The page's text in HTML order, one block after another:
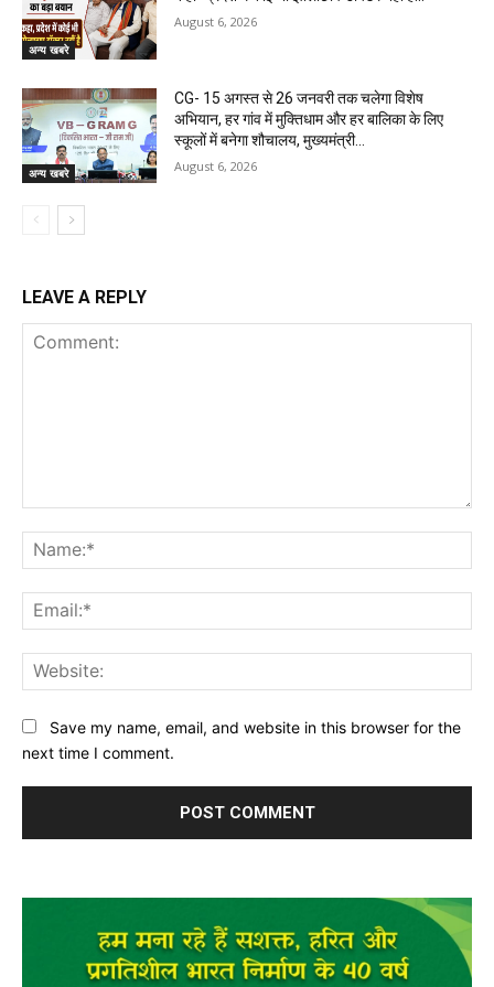
अन्य खबरे
August 6, 2026
अन्य खबरे
CG- 15 अगस्त से 26 जनवरी तक चलेगा विशेष
अभियान, हर गांव में मुक्तिधाम और हर बालिका के लिए
स्कूलों में बनेगा शौचालय, मुख्यमंत्री...
August 6, 2026
LEAVE A REPLY
Save my name, email, and website in this browser for the
next time I comment.